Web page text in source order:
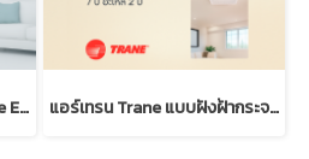
แอร์เทรน อินเวอร์เตอร์ Trane Eternity Inverter แบบติดผนัง แอร์เทรน Trane แบบฝังฝ้ากระจายลม 1 ทิศทาง มาตรฐาน (R32)